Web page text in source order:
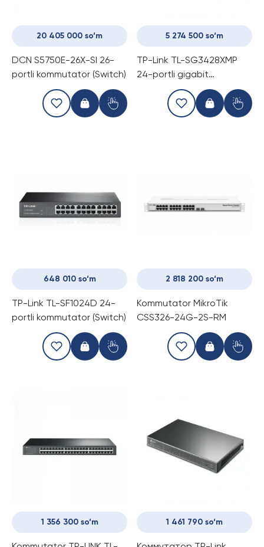
20 405 000 so‘m
DCN S5750E-26X-SI 26-
portli kommutator (Switch)
5 274 500 so‘m
TP-Link TL-SG3428XMP
24-portli gigabit
boshqariladigan PoE
kommutator (Switch)
648 010 so‘m
TP-Link TL-SF1024D 24-
portli kommutator (Switch)
2 818 200 so‘m
Kommutator MikroTik
CSS326-24G-2S-RM
1 356 300 so‘m 1 461 790 so‘m